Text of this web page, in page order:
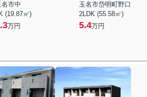
名市中
(19.87㎡)
万円
玉名市岱明町野口
2LDK (55.58㎡)
5.4万円